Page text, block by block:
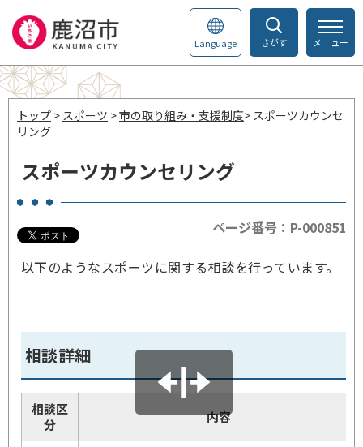
さがす
Language メニュー
トップ > スポーツ >市の取り組み・支援制度> スポーツカウンセ
リング
スポーツカウンセリング
ページ番号：P-000851
以下のようなスポーツに関する相談を行っています。
相談詳細
相談区
分
内容